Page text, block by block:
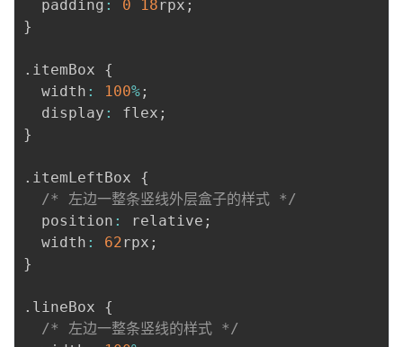
  padding
: 0 18rpx ;
}
. itemBox {
  width
: 100%;
  display
: flex ;
}
. itemLeftBox {
/* 左边一整条竖线外层盒子的样式 */
  position
: relative ;
  width
: 62rpx ;
}
. lineBox {
/* 左边一整条竖线的样式 */